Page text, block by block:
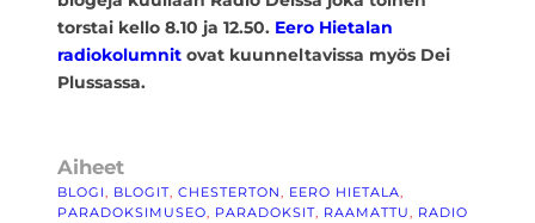
torstai kello 8.10 ja 12.50. Eero Hietalan
radiokolumnit ovat kuunneltavissa myös Dei
Plussassa.
Aiheet
BLOGI, BLOGIT, CHESTERTON, EERO HIETALA
PARADOKSIMUSEO, PARADOKSIT, RAAMATTU, RADIO